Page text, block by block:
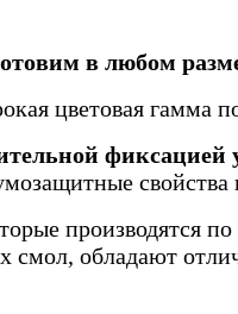
в любом
цветовая гамма
фиксацией
производятся
смол, обладают